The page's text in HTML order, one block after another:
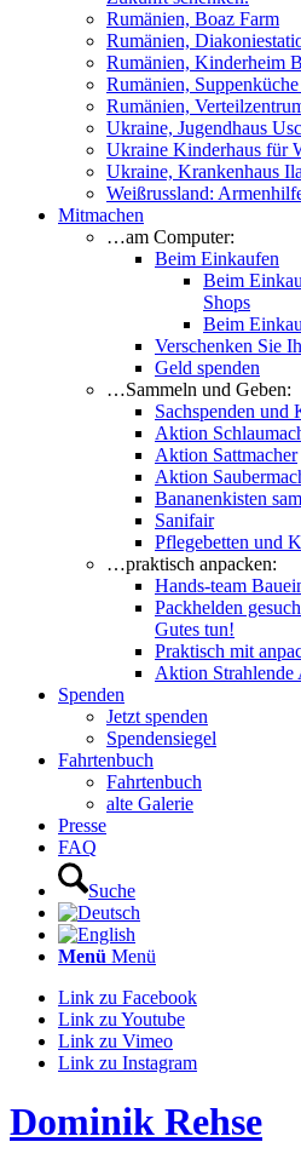
Rumänien, Boaz Farm
Rumänien,
Rumänien, Kinderheim
Rumänien,
Rumänien,
Ukraine, Jugendhaus
Ukraine Kinderhaus für
Ukraine, Krankenhaus
Weißrussland:
Mitmachen
…am Computer:
Beim Einkaufen
Beim
Shops
Beim
Verschenken Sie
Geld spenden
…Sammeln und Geben:
Sachspenden und
Aktion
Aktion Sattmacher
Aktion
Bananenkisten
Sanifair
Pflegebetten und
…praktisch anpacken:
Hands-team
Packhelden
Gutes tun!
Praktisch mit
Aktion Strahlende
Spenden
Jetzt spenden
Spendensiegel
Fahrtenbuch
Fahrtenbuch
alte Galerie
Presse
FAQ
Suche
Menü Menü
Link zu Facebook
Link zu Youtube
Link zu Vimeo
Link zu Instagram
Dominik Rehse